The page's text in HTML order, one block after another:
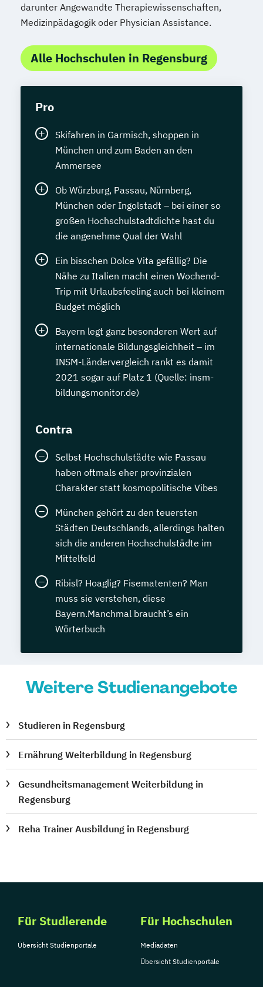
darunter Angewandte Therapiewissenschaften,
Medizinpädagogik oder Physician Assistance.
Alle Hochschulen in Regensburg
Pro
Skifahren in Garmisch, shoppen in
München und zum Baden an den
Ammersee
Ob Würzburg, Passau, Nürnberg,
München oder Ingolstadt – bei einer so
großen Hochschulstadtdichte hast du
die angenehme Qual der Wahl
Ein bisschen Dolce Vita gefällig? Die
Nähe zu Italien macht einen Wochend-
Trip mit Urlaubsfeeling auch bei kleinem
Budget möglich
Bayern legt ganz besonderen Wert auf
internationale Bildungsgleichheit – im
INSM-Ländervergleich rankt es damit
2021 sogar auf Platz 1 (Quelle: insm-
bildungsmonitor.de)
Contra
Selbst Hochschulstädte wie Passau
haben oftmals eher provinzialen
Charakter statt kosmopolitische Vibes
München gehört zu den teuersten
Städten Deutschlands, allerdings halten
sich die anderen Hochschulstädte im
Mittelfeld
Ribisl? Hoaglig? Fisematenten? Man
muss sie verstehen, diese
Bayern.Manchmal braucht’s ein
Wörterbuch
Weitere Studienangebote
Studieren in Regensburg
Ernährung Weiterbildung in Regensburg
Gesundheitsmanagement Weiterbildung in
Regensburg
Reha Trainer Ausbildung in Regensburg
Für Studierende
Übersicht Studienportale
Für Hochschulen
Mediadaten
Übersicht Studienportale